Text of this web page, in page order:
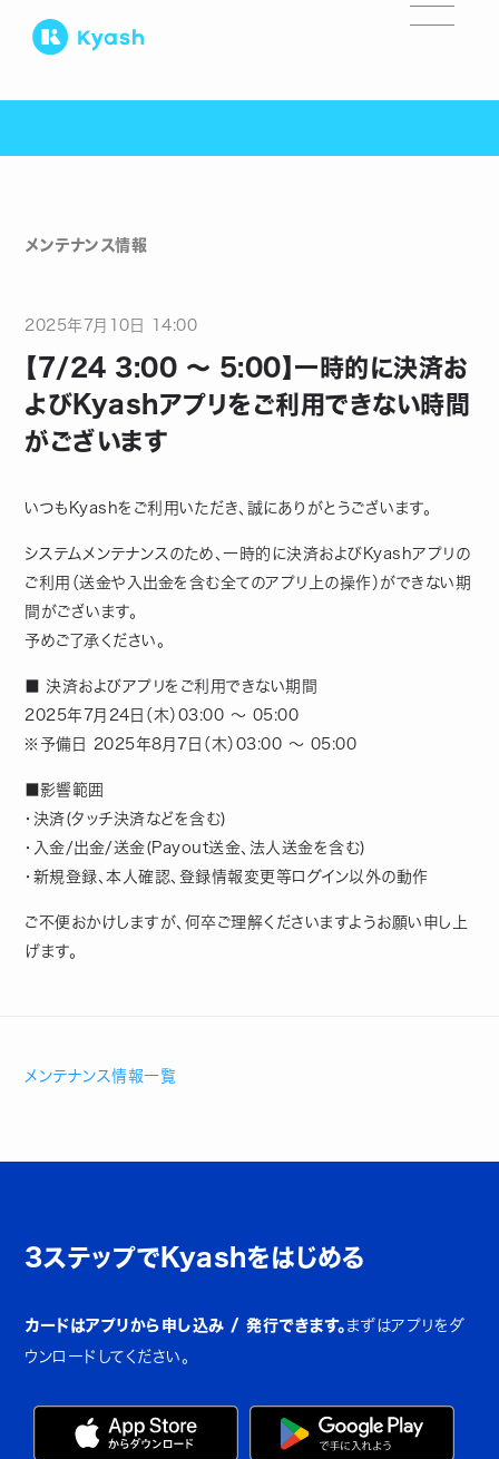
メンテナンス情報
2025年 7月 10 日 14:00
【7/24 3:00 ～ 5:00】一時的に決済お
よびKyashアプリをご利用できない時間
がございます
いつもKyashをご利用いただき、誠にありがとうございます。
システムメンテナンスのため、一時的に決済およびKyashアプリの
ご利用（送金や入出金を含む全てのアプリ上の操作）ができない期
間がございます。
予めご了承ください。
■ 決済およびアプリをご利用できない期間
2025年7月24日（木）03:00 ～ 05:00
※予備日 2025年8月7日（木）03:00 ～ 05:00
■影響範囲
・決済(タッチ決済などを含む)
・入金/出金/送金(Payout送金、法人送金を含む)
・新規登録、本人確認、登録情報変更等ログイン以外の動作
ご不便おかけしますが、何卒ご理解くださいますようお願い申し上
げます。
メンテナンス情報一覧
3ステップでKyashをはじめる
カードはアプリから申し込み / 発行できます。 まずはアプリをダ
ウンロードしてください。